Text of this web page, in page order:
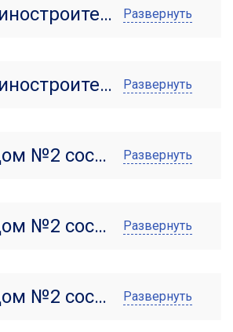
пр. Машиностроителей, д.35 Развернуть
пр. Машиностроителей, д.35 состояние от 25.12.2022 г. Развернуть
Жилой дом №2 состояние от 05.11.2022 г. Развернуть
Жилой дом №2 состояние от 20.10.2022 г. Развернуть
Жилой дом №2 состояние от 04.10.2022 г. Развернуть